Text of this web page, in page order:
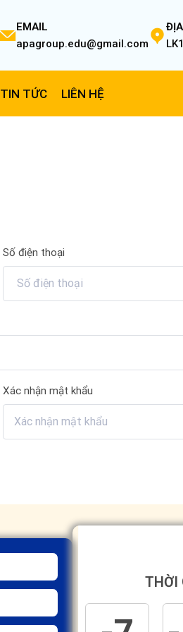
EMAIL
apagroup.edu@gmail.com
TIN TỨC LIÊN HỆ
Số điện thoại
Xác nhận mật khẩu
THỜI